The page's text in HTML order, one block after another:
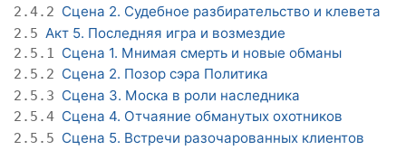
2.4.2 Сцена 2. Судебное разбирательство и клевета
2.5 Акт 5. Последняя игра и возмездие
2.5.1 Сцена 1. Мнимая смерть и новые обманы
2.5.2 Сцена 2. Позор сэра Политика
2.5.3 Сцена 3. Моска в роли наследника
2.5.4 Сцена 4. Отчаяние обманутых охотников
2.5.5 Сцена 5. Встречи разочарованных клиентов